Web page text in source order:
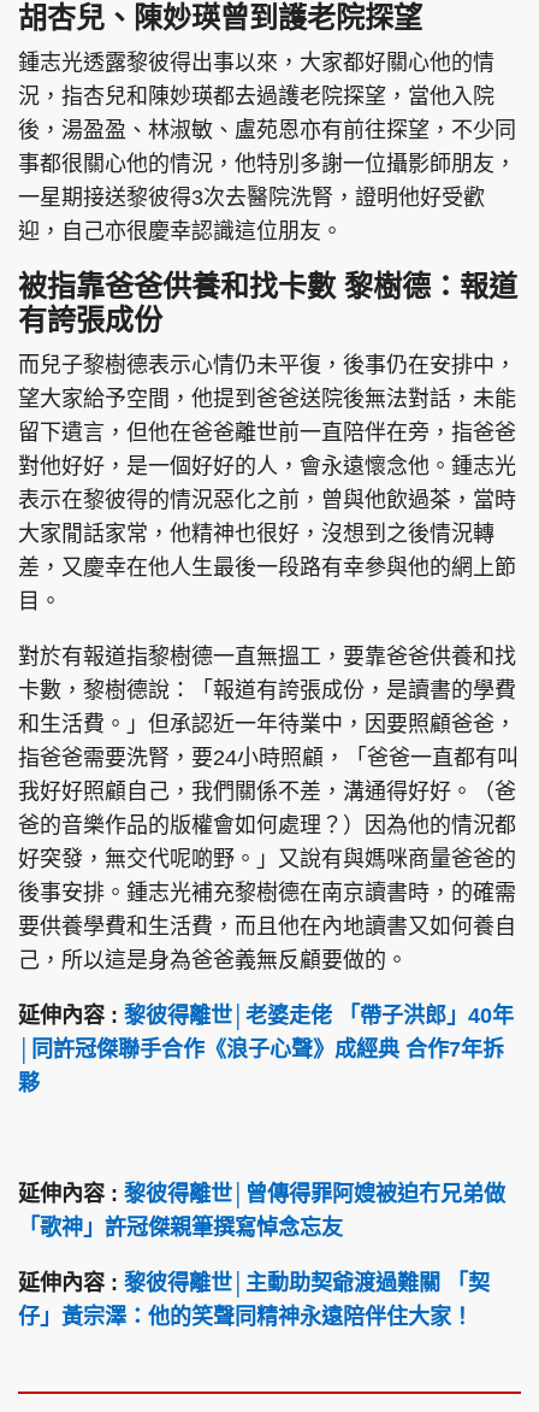
胡杏兒、陳妙瑛曾到護老院探望
鍾志光透露黎彼得出事以來，大家都好關心他的情
況，指杏兒和陳妙瑛都去過護老院探望，當他入院
後，湯盈盈、林淑敏、盧苑恩亦有前往探望，不少同
事都很關心他的情況，他特別多謝一位攝影師朋友，
一星期接送黎彼得3次去醫院洗腎，證明他好受歡
迎，自己亦很慶幸認識這位朋友。
被指靠爸爸供養和找卡數 黎樹德：報道
有誇張成份
而兒子黎樹德表示心情仍未平復，後事仍在安排中，
望大家給予空間，他提到爸爸送院後無法對話，未能
留下遺言，但他在爸爸離世前一直陪伴在旁，指爸爸
對他好好，是一個好好的人，會永遠懷念他。鍾志光
表示在黎彼得的情況惡化之前，曾與他飲過茶，當時
大家閒話家常，他精神也很好，沒想到之後情況轉
差，又慶幸在他人生最後一段路有幸參與他的網上節
目。
對於有報道指黎樹德一直無搵工，要靠爸爸供養和找
卡數，黎樹德說：「報道有誇張成份，是讀書的學費
和生活費。」但承認近一年待業中，因要照顧爸爸，
指爸爸需要洗腎，要24小時照顧，「爸爸一直都有叫
我好好照顧自己，我們關係不差，溝通得好好。（爸
爸的音樂作品的版權會如何處理？）因為他的情況都
好突發，無交代呢啲野。」又說有與媽咪商量爸爸的
後事安排。鍾志光補充黎樹德在南京讀書時，的確需
要供養學費和生活費，而且他在內地讀書又如何養自
己，所以這是身為爸爸義無反顧要做的。
延伸內容 : 黎彼得離世│老婆走佬 「帶子洪郎」40年
│同許冠傑聯手合作《浪子心聲》成經典 合作7年拆
夥
延伸內容 : 黎彼得離世│曾傳得罪阿嫂被迫冇兄弟做
「歌神」許冠傑親筆撰寫悼念忘友
延伸內容 : 黎彼得離世│主動助契爺渡過難關 「契
仔」黃宗澤：他的笑聲同精神永遠陪伴住大家！